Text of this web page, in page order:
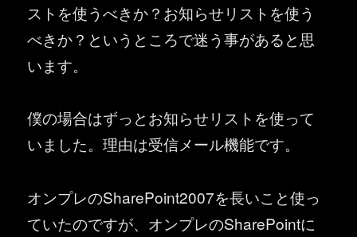
ストを使うべきか？お知らせリストを使う
べきか？というところで迷う事があると思
います。
僕の場合はずっとお知らせリストを使って
いました。理由は受信メール機能です。
オンプレのSharePoint2007を長いこと使っ
ていたのですが、オンプレのSharePointに